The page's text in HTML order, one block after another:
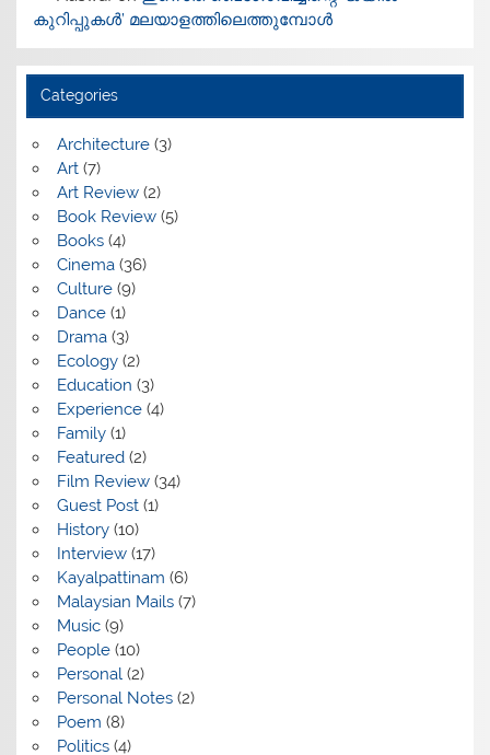
കുറിപ്പുകൾ’ മലയാളത്തിലെത്തുമ്പോൾ
Categories
Architecture(3)
Art(7)
Art Review(2)
Book Review(5)
Books(4)
Cinema(36)
Culture(9)
Dance(1)
Drama(3)
Ecology(2)
Education (3)
Experience(4)
Family(1)
Featured(2)
Film Review(34)
Guest Post(1)
History(10)
Interview(17)
Kayalpattinam (6)
Malaysian Mails(7)
Music(9)
People(10)
Personal(2)
Personal Notes(2)
Poem (8)
Politics(4)